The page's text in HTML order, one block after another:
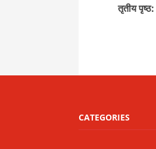
तृतीय पृष्ठ:
CATEGORIES